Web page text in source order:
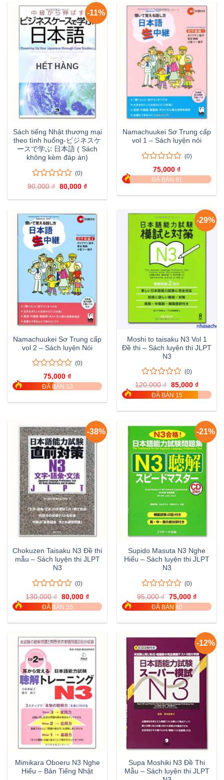
-11%
HẾT HÀNG
Sách tiếng Nhật thương mại
theo tình huống-ビジネスケ
ースで学ぶ 日本語 ( Sách
không kèm đáp án)
0
trên
5
0
giá
(0)
90,000₫ Giá
là:
80,000 ₫Giá
tại
80,000 ₫.
Namachuukei Sơ Trung cấp
vol 1 – Sách luyện nói
trên
5
(0)
75,000 ₫
ĐÃ BÁN 91
Namachuukei Sơ Trung cấp
vol 2 – Sách luyện Nói
trên
5
(0)
75,000 ₫
ĐÃ BÁN 53
-29%
Moshi to taisaku N3 Vol 1
Đề thi – Sách luyện thi JLPT
N3
0
trên
5
0
(0)
120,000₫ Giá
gốc
là:
85,000 ₫Giá
hiện
tại
85,000
ĐÃ BÁN 15
-38%
Chokuzen Taisaku N3 Đề thi
mẫu – Sách luyện thi JLPT
N3
0
trên
5
0
(0)
130,000₫ Giá
gốc
là:
80,000 ₫Giá
hiện
tại
80,000 ₫.
ĐÃ BÁN 55
-21%
Supido Masuta N3 Nghe
Hiểu – Sách luyện thi JLPT
N3
0
trên
5
0
(0)
95,000₫ Giá
gốc
là:
75,000 ₫Giá
hiện
tại
75,000
ĐÃ BÁN 40
Mimikara Oboeru N3 Nghe
Hiểu – Bản Tiếng Nhật
-12%
Supa Moshiki N3 Đề Thi
Mẫu – Sách luyện thi JLPT